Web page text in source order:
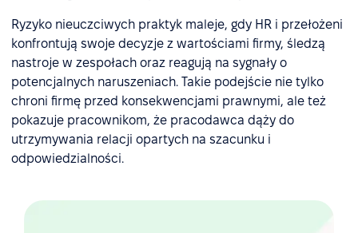
Ryzyko nieuczciwych praktyk maleje, gdy HR i przełożeni
konfrontują swoje decyzje z wartościami firmy, śledzą
nastroje w zespołach oraz reagują na sygnały o
potencjalnych naruszeniach. Takie podejście nie tylko
chroni firmę przed konsekwencjami prawnymi, ale też
pokazuje pracownikom, że pracodawca dąży do
utrzymywania relacji opartych na szacunku i
odpowiedzialności.